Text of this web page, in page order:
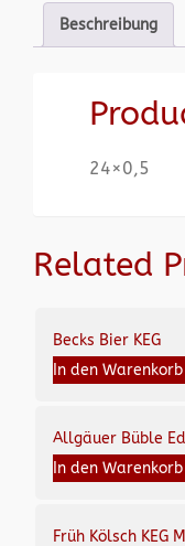
Beschreibung
24×0,5
Related
Becks Bier KEG
In den Warenkorb
Allgäuer Büble
In den Warenkorb
Früh Kölsch KEG